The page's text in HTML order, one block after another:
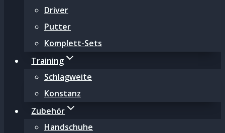
Driver
Putter
Komplett-Sets
Training
Schlagweite
Konstanz
Zubehör
Handschuhe